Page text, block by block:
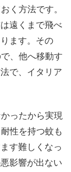
く方法です。
遠くまで飛べ
ます。その
、他へ移動す
で、イタリア
ったから実現
性を持つ蚊も
す難しくなっ
影響が出ない